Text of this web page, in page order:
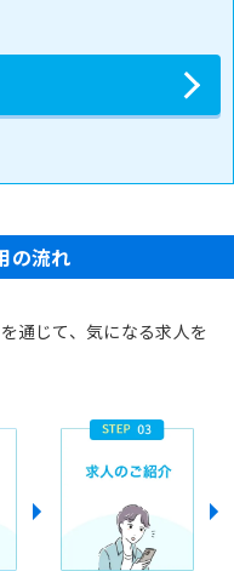
の流れ
通じて、気になる求人を